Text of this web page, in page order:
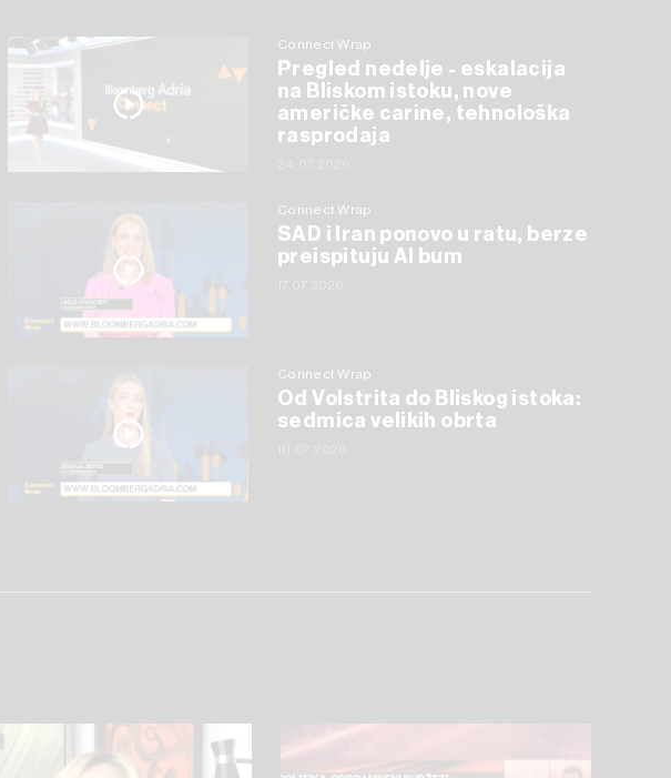
Connect Wrap
Pregled nedelje - eskalacija
na Bliskom istoku, nove
američke carine, tehnološka
rasprodaja
Connect Wrap
SAD i Iran ponovo u ratu, berze
preispituju AI bum
Connect Wrap
Od Volstrita do Bliskog istoka:
sedmica velikih obrta